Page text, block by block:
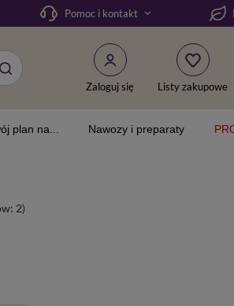
Pomoc i kontakt
Zaloguj się Listy zakupowe
plan na... Nawozy i preparaty
2)